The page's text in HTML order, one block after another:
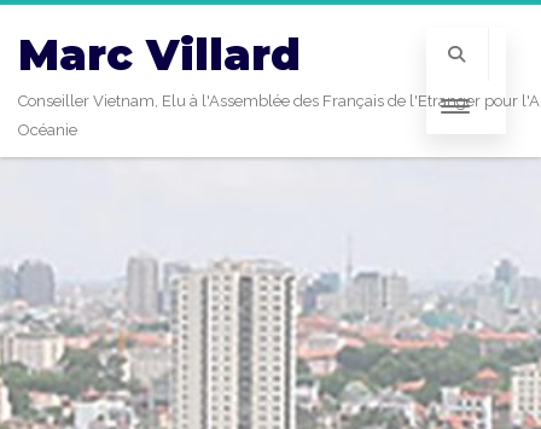
Marc Villard
Conseiller Vietnam, Elu à l'Assemblée des Français de l'Etranger pour
Océanie